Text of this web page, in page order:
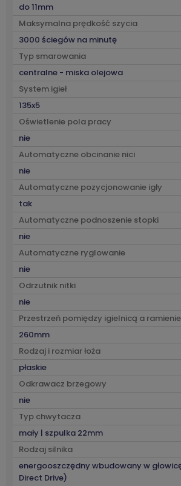
do 11mm
Maksymalna prędkość szycia
3000 ściegów na minutę
Typ smarowania
centralne - miska olejowa
System igieł
135x5
Oświetlenie pola pracy
nie
Automatyczne obcinanie nici
nie
Automatyczne pozycjonowanie igły
tak
Automatyczne podnoszenie stopki
nie
Automatyczne ryglowanie
nie
Odrzutnik nitki
nie
Przestrzeń pomiędzy igielnicą a
260mm
Rodzaj i rozmiar łoża
płaskie
Odkrawacz brzegowy
nie
Typ chwytacza
mały | szpulka 22mm
Rodzaj silnika
energooszczędny wbudowany w
Direct Drive)